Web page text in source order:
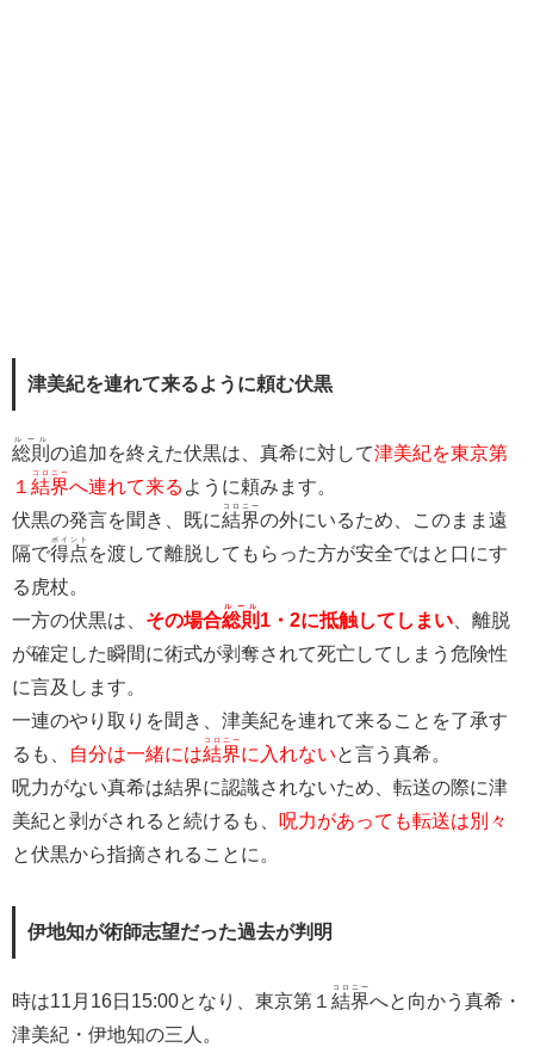
津美紀を連れて来るように頼む伏黒
総則
ルール
の追加を終えた伏黒は、真希に対して津美紀を東京第
１ 結界
コロニー
へ連れて来る ように頼みます。
伏黒の発言を聞き、既に結界
コロニー
の外にいるため、このまま遠
隔で得点
ポイント
を渡して離脱してもらった方が安全ではと口にす
る虎杖。
一方の伏黒は、 その場合総則
ルール
1・2に抵触してしまい 、離脱
が確定した瞬間に術式が剥奪されて死亡してしまう危険性
に言及します。
一連のやり取りを聞き、津美紀を連れて来ることを了承す
るも、
自分は一緒には結界
コロニー
に入れないと言う真希。
呪力がない真希は結界に認識されないため、転送の際に津
美紀と剥がされると続けるも、 呪力があっても転送は別々
と伏黒から指摘されることに。
伊地知が術師志望だった過去が判明
時は11月16日15:00となり、東京第１ 結界
コロニー
へと向かう真希・
津美紀・伊地知の三人。